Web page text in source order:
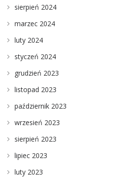
sierpień 2024
marzec 2024
luty 2024
styczeń 2024
grudzień 2023
listopad 2023
październik 2023
wrzesień 2023
sierpień 2023
lipiec 2023
luty 2023